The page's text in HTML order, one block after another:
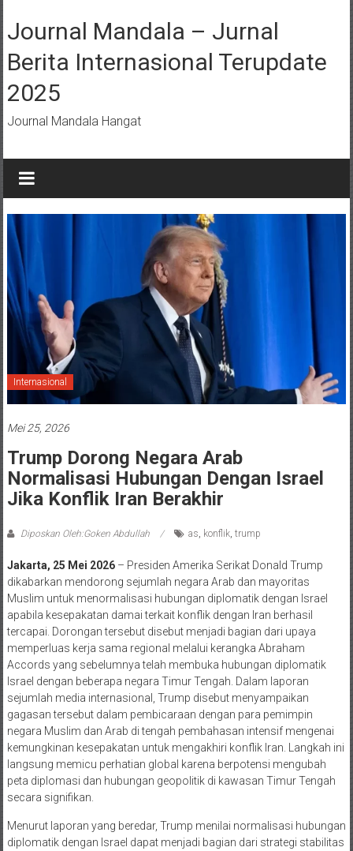
konten
Journal Mandala – Jurnal
Berita Internasional Terupdate
2025
Journal Mandala Hangat
Internasional
Mei 25, 2026
Trump Dorong Negara Arab
Normalisasi Hubungan Dengan Israel
Jika Konflik Iran Berakhir
Diposkan Oleh:Goken Abdullah as konflik, trump
Jakarta, 25 Mei 2026– Presiden Amerika Serikat Donald Trump
dikabarkan mendorong sejumlah negara Arab dan mayoritas
Muslim untuk menormalisasi hubungan diplomatik dengan Israel
apabila kesepakatan damai terkait konflik dengan Iran berhasil
tercapai. Dorongan tersebut disebut menjadi bagian dari upaya
memperluas kerja sama regional melalui kerangka Abraham
Accords yang sebelumnya telah membuka hubungan diplomatik
Israel dengan beberapa negara Timur Tengah. Dalam laporan
sejumlah media internasional, Trump disebut menyampaikan
gagasan tersebut dalam pembicaraan dengan para pemimpin
negara Muslim dan Arab di tengah pembahasan intensif mengenai
kemungkinan kesepakatan untuk mengakhiri konflik Iran. Langkah ini
langsung memicu perhatian global karena berpotensi mengubah
peta diplomasi dan hubungan geopolitik di kawasan Timur Tengah
secara signifikan.
Menurut laporan yang beredar, Trump menilai normalisasi hubungan
diplomatik dengan Israel dapat menjadi bagian dari strategi stabilitas